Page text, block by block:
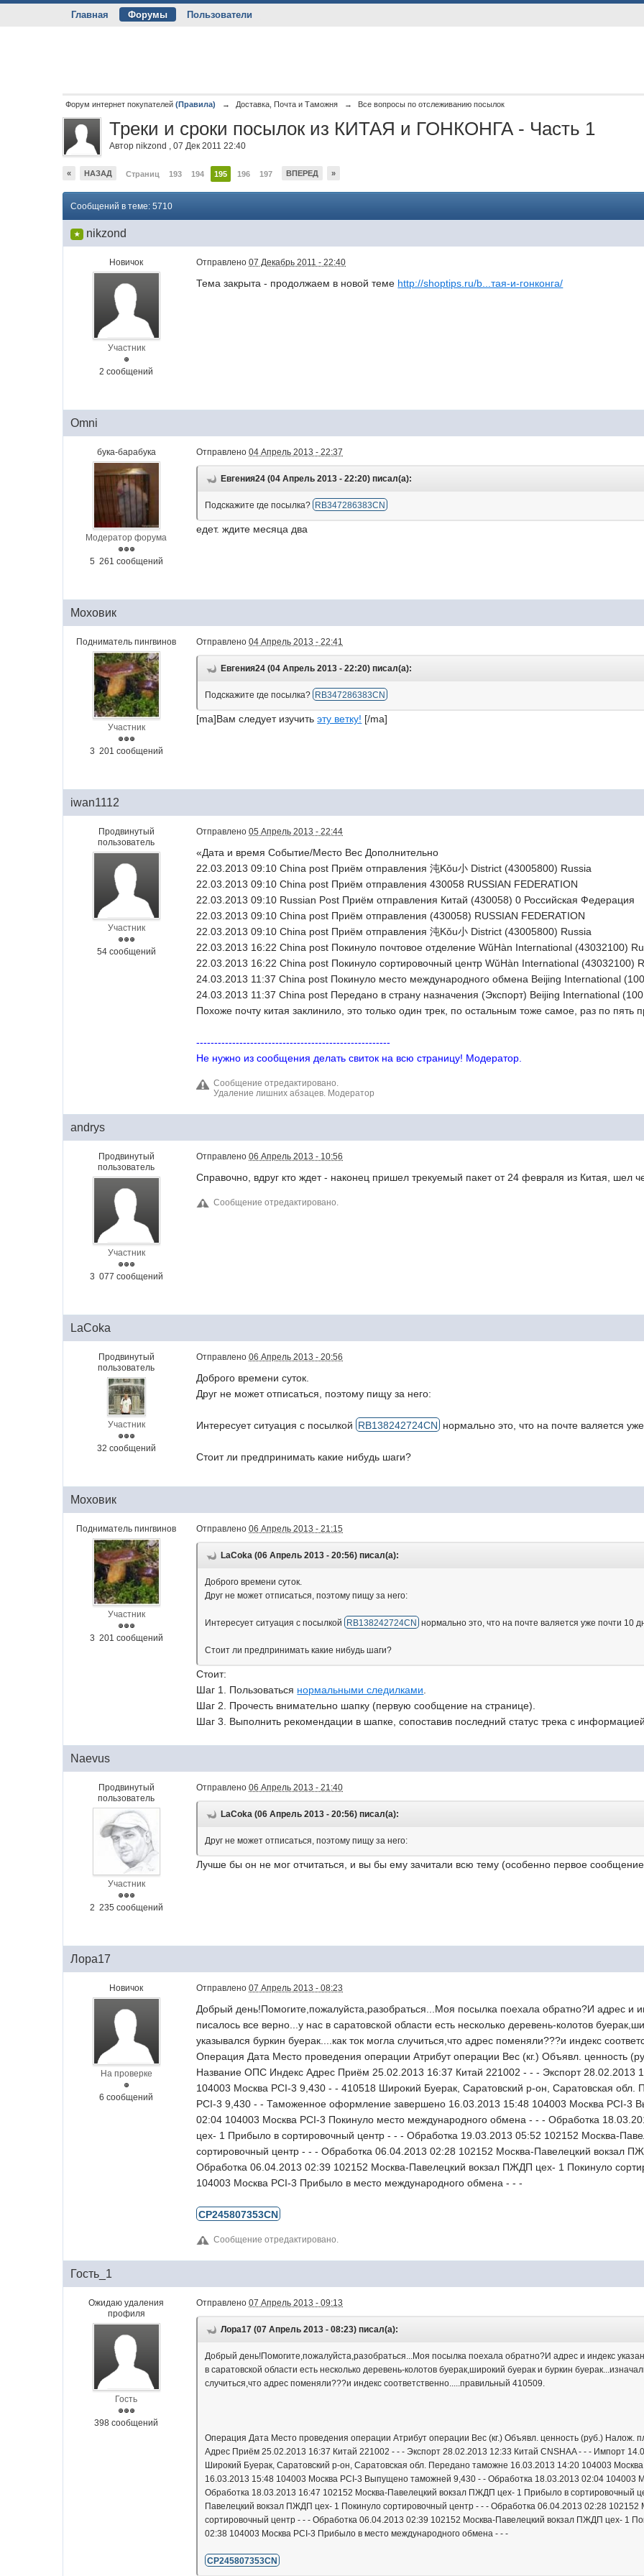
Главная Форумы Пользователи
Форум интернет покупателей (Правила) → Доставка, Почта и Таможня → Все вопросы по отслеживанию посылок
Треки и сроки посылок из КИТАЯ и ГОНКОНГА - Часть 1
Авторnikzond ,07 Дек 2011 22:40
« НАЗАД Страниц 193 194 195 196 197 ВПЕРЕД »
Сообщений в теме: 5710
★ nikzond
Новичок
Участник
2 сообщений
Отправлено07 Декабрь 2011 - 22:40
Тема закрыта - продолжаем в новой теме http://shoptips.ru/b...тая-и-гонконга/
Omni
бука-барабука
Модератор форума
5 261 сообщений
Отправлено04 Апрель 2013 - 22:37
Евгения24 (04 Апрель 2013 - 22:20) писал(а):
Подскажите где посылка? RB347286383CN
едет. ждите месяца два
Моховик
Подниматель пингвинов
Участник
3 201 сообщений
Отправлено04 Апрель 2013 - 22:41
Евгения24 (04 Апрель 2013 - 22:20) писал(а):
Подскажите где посылка? RB347286383CN
[ma]Вам следует изучитьэту ветку! [/ma]
iwan1112
Продвинутый
пользователь
Участник
54 сообщений
Отправлено05 Апрель 2013 - 22:44
«Дата и время Событие/Место Вес Дополнительно
22.03.2013 09:10 China post Приём отправления 沌Kǒu小 District (43005800) Russia
22.03.2013 09:10 China post Приём отправления 430058 RUSSIAN FEDERATION
22.03.2013 09:10 Russian Post Приём отправления Китай (430058) 0 Российская Федерация
22.03.2013 09:10 China post Приём отправления (430058) RUSSIAN FEDERATION
22.03.2013 09:10 China post Приём отправления 沌Kǒu小 District (43005800) Russia
22.03.2013 16:22 China post Покинуло почтовое отделение WǔHàn International (43032100)
22.03.2013 16:22 China post Покинуло сортировочный центр WǔHàn International (43032100)
24.03.2013 11:37 China post Покинуло место международного обмена Beijing International
24.03.2013 11:37 China post Передано в страну назначения (Экспорт) Beijing International
Похоже почту китая заклинило, это только один трек, по остальным тоже самое, раз по пять
------------------------------------------------------
Не нужно из сообщения делать свиток на всю страницу! Модератор.
Сообщение отредактировано.
Удаление лишних абзацев. Модератор
andrys
Продвинутый
пользователь
Участник
3 077 сообщений
Отправлено06 Апрель 2013 - 10:56
Справочно, вдруг кто ждет - наконец пришел трекуемый пакет от 24 февраля из Китая, шел
Сообщение отредактировано.
LaCoka
Продвинутый
пользователь
Участник
32 сообщений
Отправлено06 Апрель 2013 - 20:56
Доброго времени суток.
Друг не может отписаться, поэтому пищу за него:
Интересует ситуация с посылкой RB138242724CN нормально это, что на почте валяется
Стоит ли предпринимать какие нибудь шаги?
Моховик
Подниматель пингвинов
Участник
3 201 сообщений
Отправлено06 Апрель 2013 - 21:15
LaCoka (06 Апрель 2013 - 20:56) писал(а):
Доброго времени суток.
Друг не может отписаться, поэтому пищу за него:
Интересует ситуация с посылкой RB138242724CN нормально это, что на почте валяется уже почти 10
Стоит ли предпринимать какие нибудь шаги?
Стоит:
Шаг 1. Пользоваться нормальными следилками
Шаг 2. Прочесть внимательно шапку (первую сообщение на странице).
Шаг 3. Выполнить рекомендации в шапке, сопоставив последний статус трека с
Naevus
Продвинутый
пользователь
Участник
2 235 сообщений
Отправлено06 Апрель 2013 - 21:40
LaCoka (06 Апрель 2013 - 20:56) писал(а):
Друг не может отписаться, поэтому пищу за него:
Лучше бы он не мог отчитаться, и вы бы ему зачитали всю тему (особенно первое
Лора17
Новичок
На проверке
6 сообщений
Отправлено07 Апрель 2013 - 08:23
Добрый день!Помогите,пожалуйста,разобраться...Моя посылка поехала обратно?И адрес и
писалось все верно...у нас в саратовской области есть несколько деревень-колотов
указывался буркин буерак....как ток могла случиться,что адрес поменяли???и индекс
Операция Дата Место проведения операции Атрибут операции Вес (кг.) Объявл. ценность
Название ОПС Индекс Адрес Приём 25.02.2013 16:37 Китай 221002 - - - Экспорт 28.02.2013
104003 Москва PCI-3 9,430 - - 410518 Широкий Буерак, Саратовский р-он, Саратовская
PCI-3 9,430 - - Таможенное оформление завершено 16.03.2013 15:48 104003 Москва PCI-3
02:04 104003 Москва PCI-3 Покинуло место международного обмена - - - Обработка
цех- 1 Прибыло в сортировочный центр - - - Обработка 19.03.2013 05:52 102152 Москва-
сортировочный центр - - - Обработка 06.04.2013 02:28 102152 Москва-Павелецкий вокзал
Обработка 06.04.2013 02:39 102152 Москва-Павелецкий вокзал ПЖДП цех- 1 Покинуло
104003 Москва PCI-3 Прибыло в место международного обмена - - -
CP245807353CN
Сообщение отредактировано.
Гость_1
Ожидаю удаления
профиля
Гость
398 сообщений
Отправлено07 Апрель 2013 - 09:13
Лора17 (07 Апрель 2013 - 08:23) писал(а):
Добрый день!Помогите,пожалуйста,разобраться...Моя посылка поехала обратно?И адрес и индекс
в саратовской области есть несколько деревень-колотов буерак,широкий буерак и буркин
случиться,что адрес поменяли???и индекс соответственно.....правильный 410509.
Операция Дата Место проведения операции Атрибут операции Вес (кг.) Объявл. ценность (руб.)
Адрес Приём 25.02.2013 16:37 Китай 221002 - - - Экспорт 28.02.2013 12:33 Китай CNSHAA - - - Импорт
Широкий Буерак, Саратовский р-он, Саратовская обл. Передано таможне 16.03.2013 14:20 104003
16.03.2013 15:48 104003 Москва PCI-3 Выпущено таможней 9,430 - - Обработка 18.03.2013 02:04 104003
Обработка 18.03.2013 16:47 102152 Москва-Павелецкий вокзал ПЖДП цех- 1 Прибыло в сортировочный
Павелецкий вокзал ПЖДП цех- 1 Покинуло сортировочный центр - - - Обработка 06.04.2013 02:28
сортировочный центр - - - Обработка 06.04.2013 02:39 102152 Москва-Павелецкий вокзал ПЖДП цех- 1
02:38 104003 Москва PCI-3 Прибыло в место международного обмена - - -
CP245807353CN